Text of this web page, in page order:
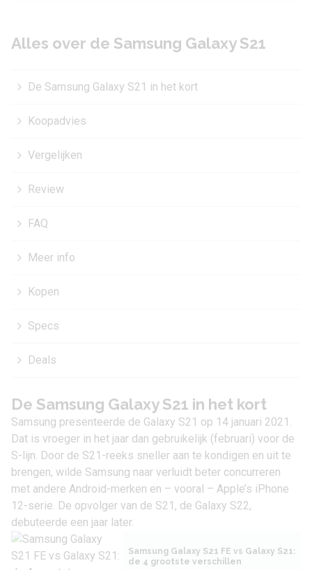
Alles over de Samsung Galaxy S21
De Samsung Galaxy S21 in het kort
Koopadvies
Vergelijken
Review
FAQ
Meer info
Kopen
Specs
Deals
De Samsung Galaxy S21 in het kort
Samsung presenteerde de Galaxy S21 op 14 januari 2021.
Dat is vroeger in het jaar dan gebruikelijk (februari) voor de
S-lijn. Door de S21-reeks sneller aan te kondigen en uit te
brengen, wilde Samsung naar verluidt beter concurreren
met andere Android-merken en – vooral – Apple’s iPhone
12-serie. De opvolger van de S21, de Galaxy S22,
debuteerde een jaar later.
Samsung Galaxy S21 FE vs Galaxy S21:
de 4 grootste verschillen